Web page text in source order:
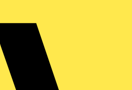
oder Verbinden von Leitern mit
Stahl hält den mechanischen
Kupfer sorgt für beste
Träger für einen